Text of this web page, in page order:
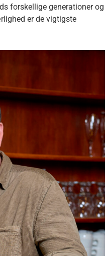
forskellige generationer og
er de vigtigste